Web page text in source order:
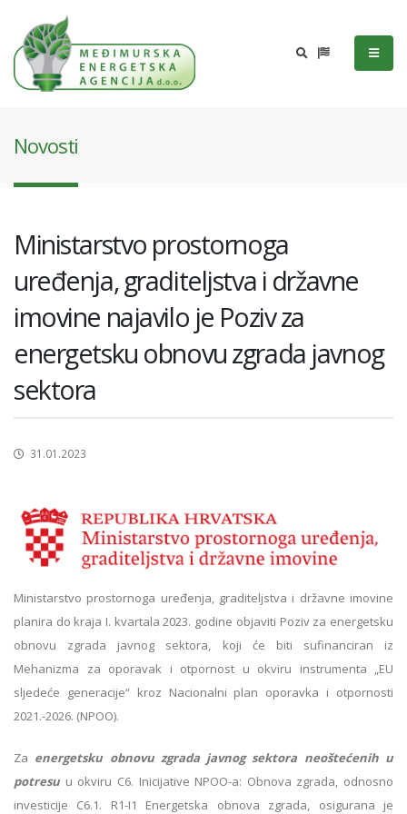
Novosti
Ministarstvo prostornoga
uređenja, graditeljstva i državne
imovine najavilo je Poziv za
energetsku obnovu zgrada javnog
sektora
31.01.2023
Ministarstvo prostornoga uređenja, graditeljstva i državne imovine
planira do kraja I. kvartala 2023. godine objaviti Poziv za energetsku
obnovu zgrada javnog sektora, koji će biti sufinanciran iz
Mehanizma za oporavak i otpornost u okviru instrumenta „EU
sljedeće generacije“ kroz Nacionalni plan oporavka i otpornosti
2021.-2026. (NPOO).
Za energetsku obnovu zgrada javnog sektora neoštećenih u
potresu u okviru C6. Inicijative NPOO-a: Obnova zgrada, odnosno
investicije C6.1. R1-I1 Energetska obnova zgrada, osigurana je